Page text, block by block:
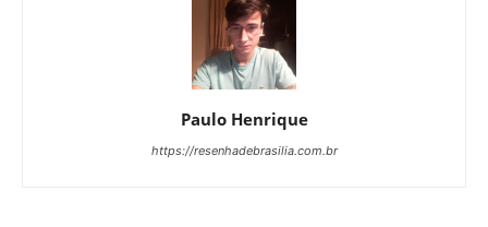
Paulo Henrique
https://resenhadebrasilia.com.br